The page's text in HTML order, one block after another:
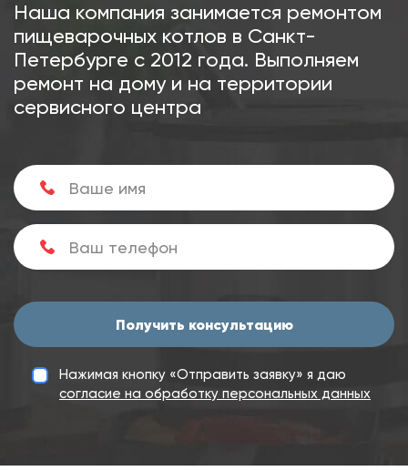
Наша компания занимается ремонтом
пищеварочных котлов в Санкт-
Петербурге с 2012 года. Выполняем
ремонт на дому и на территории
сервисного центра
Получить консультацию
Нажимая кнопку «Отправить заявку» я даю
согласие на обработку персональных данных